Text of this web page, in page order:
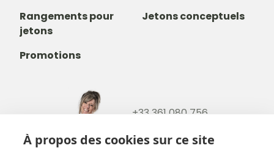
À propos des cookies sur ce site
Rangements pour
jetons
Jetons conceptuels
Promotions
+33 361 080 756